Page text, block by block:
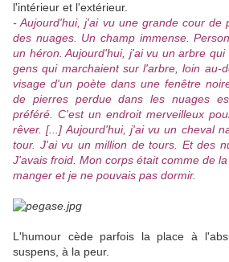
l'intérieur et l'extérieur.
- Aujourd'hui, j'ai vu une grande cour de
des nuages. Un champ immense.
un héron. Aujourd'hui, j'ai vu un arbre
gens qui marchaient sur l'arbre, loin au-
visage d'un poète dans une fenêtre
de pierres perdue dans les nuages
préféré. C'est un endroit merveilleux
rêver. [...] Aujourd'hui, j'ai vu un cheval
tour. J'ai vu un million de tours. Et des
J'avais froid. Mon corps était comme de
manger et je ne pouvais pas dormir.
L'humour cède parfois la place à
suspens, à la peur.